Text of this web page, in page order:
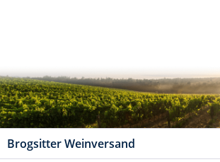
Brogsitter Weinversand